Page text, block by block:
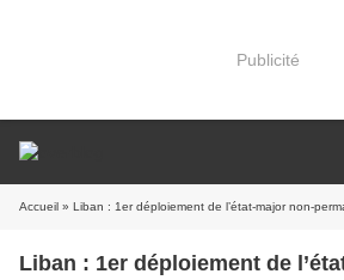
Publicité
Accueil » Liban : 1er déploiement de l’état-major non-permanent
Liban : 1er déploiement de